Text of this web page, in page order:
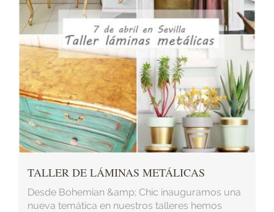
TALLER DE LÁMINAS METÁLICAS
Desde Bohemian &amp; Chic inauguramos una
nueva temática en nuestros talleres hemos